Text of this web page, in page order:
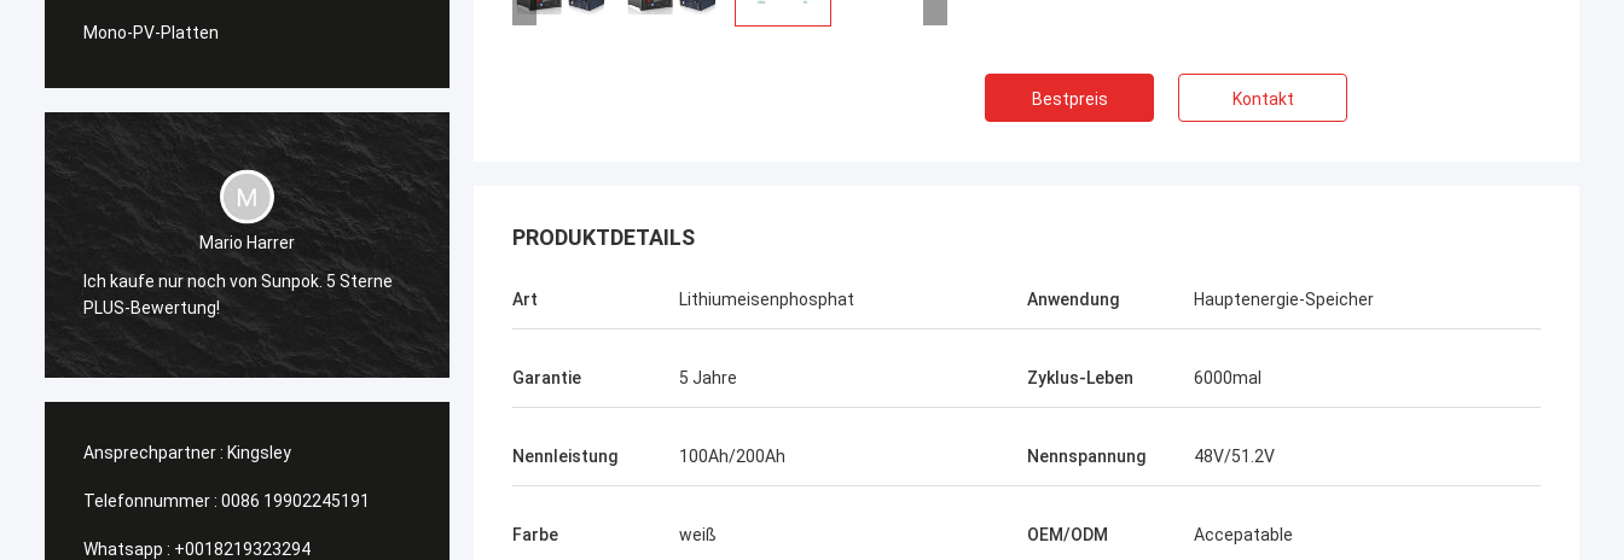
Mono-PV-Platten
Stanley Ukaoha
Sunpok ist der beste Vermarkter, den ich
je getroffen habe, sehr höflich und
jederzeit bereit, zu helfen.
Dain Thomas
erste Wahl für alle verwandten Produkte
Top Service, Top Kompanie!
Ansprechpartner : Kingsley
Telefonnummer : 0086 19902245191
Whatsapp : +0018219323294
Bestpreis Kontakt
PRODUKTDETAILS
Art Lithiumeisenphosphat Anwendung Hauptenergie-Speicher
Garantie 5 Jahre Zyklus-Leben 6000mal
Nennleistung 100Ah/200Ah Nennspannung 48V/51.2V
Farbe weiß OEM/ODM Accepatable